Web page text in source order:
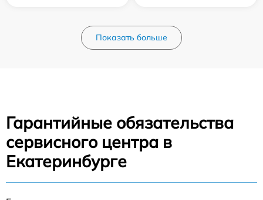
Показать больше
Гарантийные обязательства
сервисного центра в
Екатеринбурге